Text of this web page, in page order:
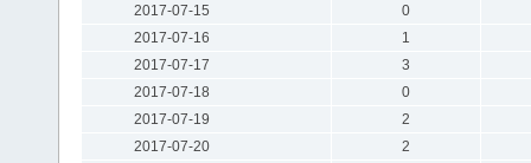
2017-07-15
0
2017-07-16
1
2017-07-17
3
2017-07-18
0
2017-07-19
2
2017-07-20
2